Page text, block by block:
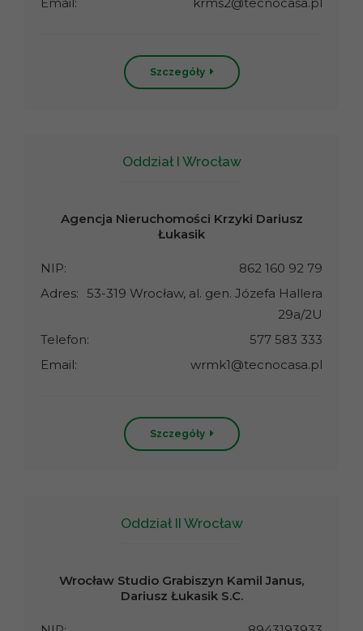
Szczegóły
Oddział I Wrocław
Agencja Nieruchomości Krzyki Dariusz
Łukasik
NIP:
862 160 92 79
Adres: 53-319 Wrocław, al. gen. Józefa Hallera
29a/2U
Telefon:
577 583 333
Email:
wrmk1@tecnocasa.pl
Szczegóły
Oddział II Wrocław
Wrocław Studio Grabiszyn Kamil Janus,
Dariusz Łukasik S.C.